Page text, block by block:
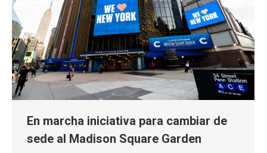
En marcha iniciativa para cambiar de
sede al Madison Square Garden